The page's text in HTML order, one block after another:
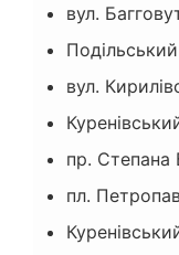
вул.
Подільський
вул.
пр. Степана
пл.